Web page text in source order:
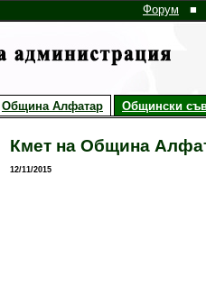
Форум ■
Община Алфатар Общински
Кмет на Община
12/11/2015